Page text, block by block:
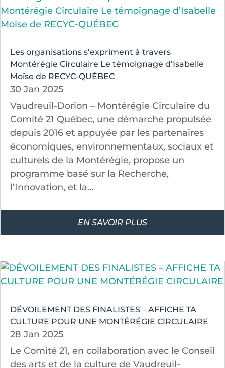
Les organisations s’expriment à travers
Montérégie Circulaire Le témoignage d’Isabelle
Moïse de RECYC-QUÉBEC
30 Jan 2025
Vaudreuil-Dorion – Montérégie Circulaire du
Comité 21 Québec, une démarche propulsée
depuis 2016 et appuyée par les partenaires
économiques, environnementaux, sociaux et
culturels de la Montérégie, propose un
programme basé sur la Recherche,
l’Innovation, et la...
EN SAVOIR PLUS
DÉVOILEMENT DES FINALISTES – AFFICHE TA
CULTURE POUR UNE MONTÉRÉGIE CIRCULAIRE
28 Jan 2025
Le Comité 21, en collaboration avec le Conseil
des arts et de la culture de Vaudreuil-